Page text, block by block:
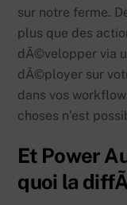
sur notre ferme.
plus que des
dÃ©velopper via
dÃ©ployer sur
dans vos
choses n’est
Et Power
quoi la